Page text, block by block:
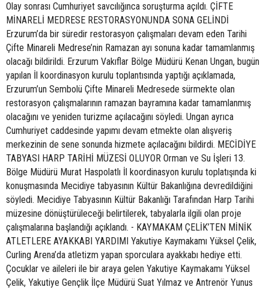
Olay sonrası Cumhuriyet savcılığınca soruşturma açıldı. ÇİFTE
MİNARELİ MEDRESE RESTORASYONUNDA SONA GELİNDİ
Erzurum’da bir süredir restorasyon çalışmaları devam eden Tarihi
Çifte Minareli Medrese’nin Ramazan ayı sonuna kadar tamamlanmış
olacağı bildirildi. Erzurum Vakıflar Bölge Müdürü Kenan Ungan, bugün
yapılan İl koordinasyon kurulu toplantısında yaptığı açıklamada,
Erzurum’un Sembolü Çifte Minareli Medresede sürmekte olan
restorasyon çalışmalarının ramazan bayramına kadar tamamlanmış
olacağını ve yeniden turizme açılacağını söyledi. Ungan ayrıca
Cumhuriyet caddesinde yapımı devam etmekte olan alışveriş
merkezinin de sene sonunda hizmete açılacağını bildirdi. MECİDİYE
TABYASI HARP TARİHİ MÜZESİ OLUYOR Orman ve Su İşleri 13.
Bölge Müdürü Murat Haspolatlı İl koordinasyon kurulu toplatışında ki
konuşmasında Mecidiye tabyasının Kültür Bakanlığına devredildiğini
söyledi. Mecidiye Tabyasının Kültür Bakanlığı Tarafından Harp Tarihi
müzesine dönüştürüleceği belirtilerek, tabyalarla ilgili olan proje
çalışmalarına başlandığı açıklandı. - KAYMAKAM ÇELİK’TEN MİNİK
ATLETLERE AYAKKABI YARDIMI Yakutiye Kaymakamı Yüksel Çelik,
Curling Arena’da atletizm yapan sporculara ayakkabı hediye etti.
Çocuklar ve aileleri ile bir araya gelen Yakutiye Kaymakamı Yüksel
Çelik, Yakutiye Gençlik İlçe Müdürü Suat Yılmaz ve Antrenör Yunus